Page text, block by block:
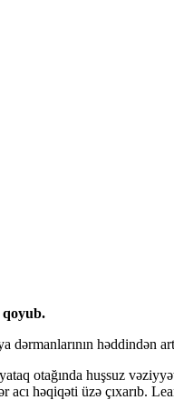
qoyub.
həddindən
otağında huşsuz
həqiqəti üzə çıxarıb.